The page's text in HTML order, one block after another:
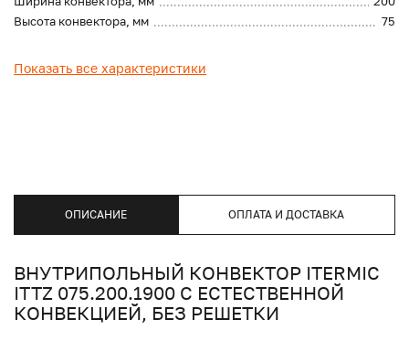
Высота конвектора, мм
75
Показать все характеристики
ОПИСАНИЕ ОПЛАТА И ДОСТАВКА
ВНУТРИПОЛЬНЫЙ КОНВЕКТОР ITERMIC
ITTZ 075.200.1900 С ЕСТЕСТВЕННОЙ
КОНВЕКЦИЕЙ, БЕЗ РЕШЕТКИ